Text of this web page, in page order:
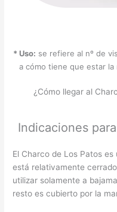
* Uso: se refiere al nº de
a cómo tiene que estar la
¿Cómo llegar al
Indicaciones
El Charco de Los Patos
está relativamente
utilizar solamente a
resto es cubierto por la